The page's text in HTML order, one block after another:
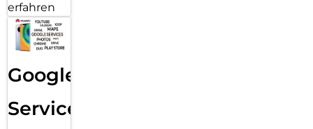
erfahren
Google
Services